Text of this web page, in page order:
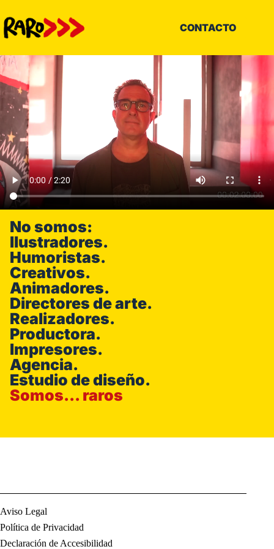
CONTACTO
No somos:
Ilustradores.
Humoristas.
Creativos.
Animadores.
Directores de arte.
Realizadores.
Productora.
Impresores.
Agencia.
Estudio de diseño.
Somos... raros
Aviso Legal
Política de Privacidad
Declaración de Accesibilidad